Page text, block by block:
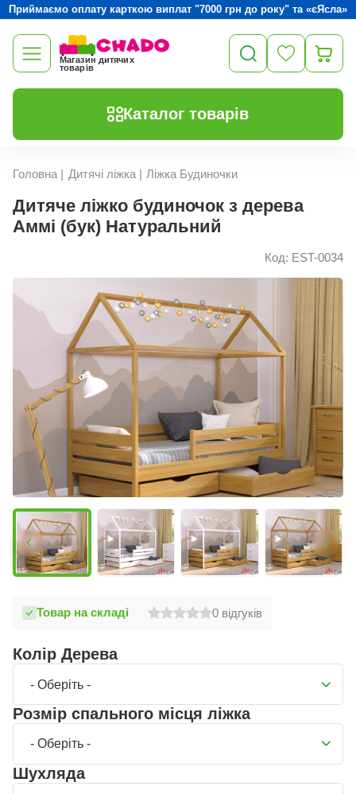
Приймаємо оплату карткою виплат "7000 грн до року" та «єЯсла»
Магазин дитячих
товарів
Каталог товарів
Головна | Дитячі ліжка| Ліжка Будиночки
Дитяче ліжко будиночок з дерева
Аммі (бук) Натуральний
Код: EST-0034
Товар на складі 0 відгуків
Колір Дерева
- Оберіть -
Розмір спального місця ліжка
- Оберіть -
Шухляда